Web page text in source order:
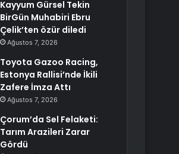
Kayyum Gürsel Tekin
BirGün Muhabiri Ebru
Çelik’ten özür diledi
Ağustos 7, 2026
Toyota Gazoo Racing,
Estonya Rallisi’nde İkili
Zafere İmza Attı
Ağustos 7, 2026
Çorum’da Sel Felaketi:
Tarım Arazileri Zarar
Gördü